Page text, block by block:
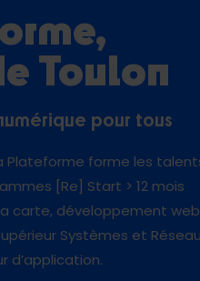
Toulon
pour tous
Plateforme forme les
[Re] Start > 12 mois
carte, développement web
Systèmes et
d’application.